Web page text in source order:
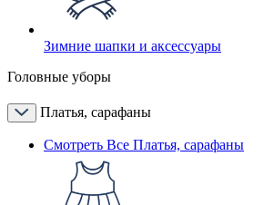
Зимние шапки и аксессуары
Головные уборы
Платья, сарафаны
Смотреть Все Платья, сарафаны